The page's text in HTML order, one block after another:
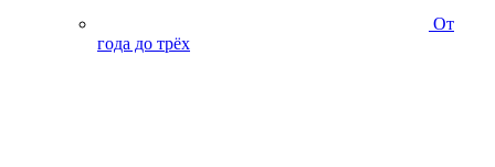
От
года до трёх